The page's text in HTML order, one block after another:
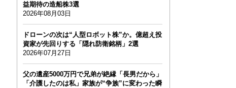
益期待の造船株3選
2026年08月03日
ドローンの次は“人型ロボット株”か。億超え投
資家が先回りする「隠れ防衛銘柄」2選
2026年07月27日
父の遺産5000万円で兄弟が絶縁「長男だから」
「介護したのは私」家族が“争族”に変わった瞬